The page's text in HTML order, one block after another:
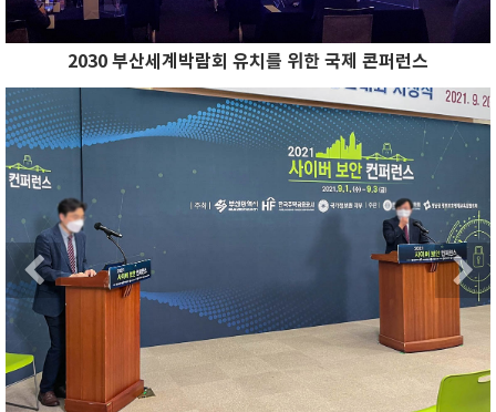
2030 부산세계박람회 유치를 위한 국제 콘퍼런스
Previous
Previous